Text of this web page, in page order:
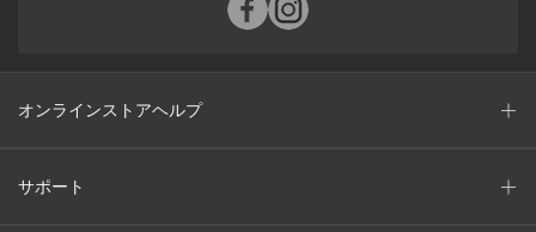
オンラインストアヘルプ
サポート